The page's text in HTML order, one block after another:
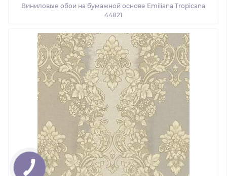
Виниловые обои на бумажной основе Emiliana Tropicana
44821